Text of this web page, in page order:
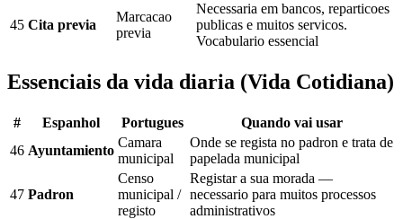
45 Cita previa
Marcacao
previa
Necessaria em bancos, reparticoes
publicas e muitos servicos.
Vocabulario essencial
Essenciais da vida diaria (Vida Cotidiana)
# Espanhol Portugues
Quando vai usar
46 Ayuntamiento
Camara
municipal
Onde se regista no padron e trata de
papelada municipal
47 Padron
Censo
municipal /
registo
Registar a sua morada —
necessario para muitos processos
administrativos